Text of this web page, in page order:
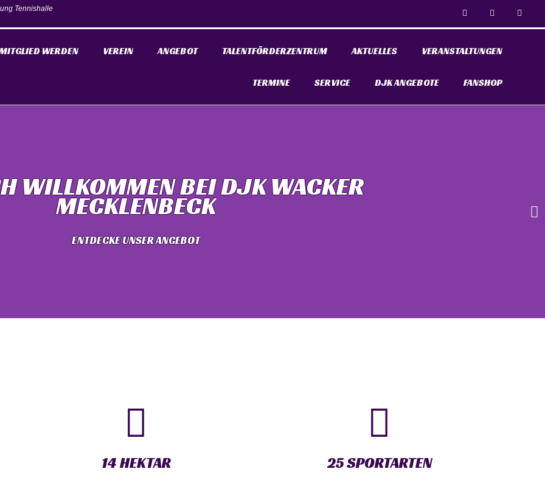
Tennishalle
MITGLIED WERDEN VEREIN ANGEBOT TALENTFÖRDERZENTRUM AKTUELLES VERANSTALTUNGEN
TERMINE SERVICE DJK ANGEBOTE FANSHOP
WILLKOMMEN BEI DJK WACKER
MECKLENBECK
ENTDECKE UNSER ANGEBOT
14 HEKTAR 25 SPORTARTEN